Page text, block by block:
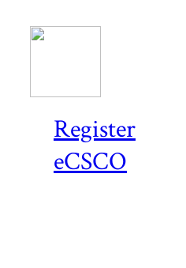
Register
eCSCO